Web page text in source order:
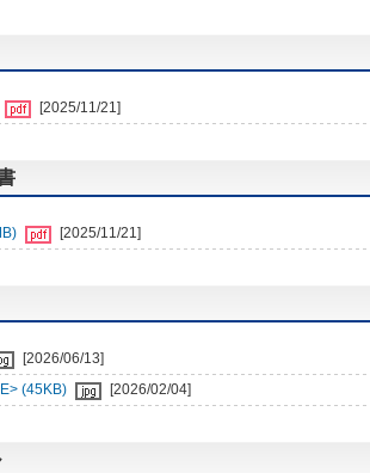
[2025/11/21]
[2025/11/21]
[2026/06/13]
(45KB)
[2026/02/04]